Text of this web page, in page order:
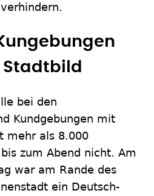
bei den
Kundgebungen mit
mehr als 8.000
zum Abend nicht. Am
war am Rande des
ein Deutsch-